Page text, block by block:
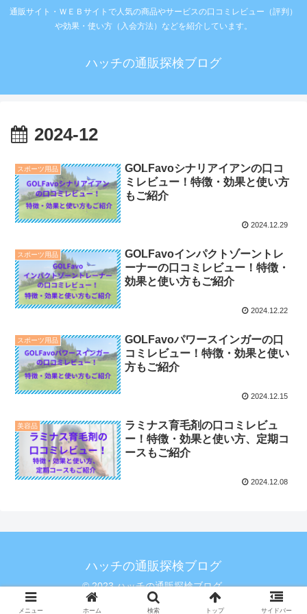
通販サイト・ＷＥＢサイトで人気の商品やサービスの口コミレビュー（評判）
や効果・使い方（入会方法）などを紹介しています。
ハッチの通販探検ブログ
2024-12
スポーツ用品
GOLFavoシナリアイアンの口コ
ミレビュー！特徴・効果と使い方
もご紹介
2024.12.29
スポーツ用品
GOLFavoインパクトゾーントレ
ーナーの口コミレビュー！特徴・
効果と使い方もご紹介
2024.12.22
スポーツ用品
GOLFavoパワースインガーの口
コミレビュー！特徴・効果と使い
方もご紹介
2024.12.15
美容品
ラミナス育毛剤の口コミレビュ
ー！特徴・効果と使い方、定期コ
ースもご紹介
2024.12.08
ハッチの通販探検ブログ
© 2023 ハッチの通販探検ブログ.
メニュー ホーム 検索 トップ サイドバー